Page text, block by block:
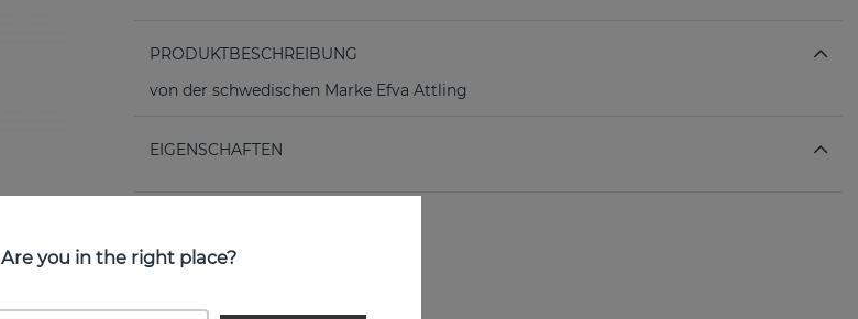
PRODUKTBESCHREIBUNG
von der schwedischen Marke Efva Attling
EIGENSCHAFTEN
Are you in the right place?